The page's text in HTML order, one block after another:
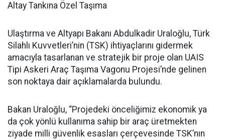
Altay Tankına Özel Taşıma
Ulaştırma ve Altyapı Bakanı Abdulkadir Uraloğlu, Türk
Silahlı Kuvvetleri’nin (TSK) ihtiyaçlarını gidermek
amacıyla tasarlanan ve stratejik bir proje olan UAIS
Tipi Askeri Araç Taşıma Vagonu Projesi’nde gelinen
son noktaya dair açıklamalarda bulundu.
Bakan Uraloğlu, “Projedeki önceliğimiz ekonomik ya
da çok yönlü kullanıma sahip bir araç üretmekten
ziyade milli güvenlik esasları çerçevesinde TSK’nın